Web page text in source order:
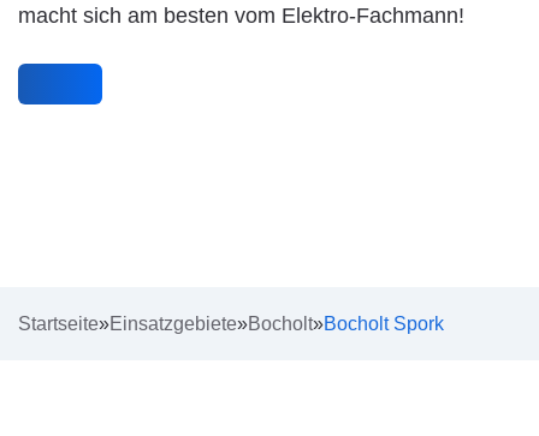
macht sich am besten vom Elektro-Fachmann!
Startseite»Einsatzgebiete»Bocholt»Bocholt Spork